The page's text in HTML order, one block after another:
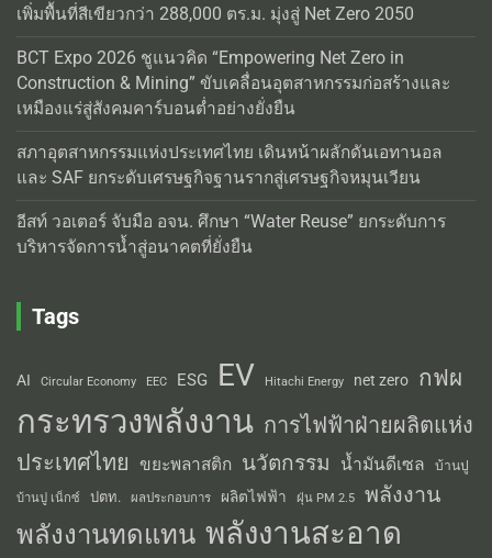
เพิ่มพื้นที่สีเขียวกว่า 288,000 ตร.ม. มุ่งสู่ Net Zero 2050
BCT Expo 2026 ชูแนวคิด “Empowering Net Zero in
Construction & Mining” ขับเคลื่อนอุตสาหกรรมก่อสร้างและ
เหมืองแร่สู่สังคมคาร์บอนต่ำอย่างยั่งยืน
สภาอุตสาหกรรมแห่งประเทศไทย เดินหน้าผลักดันเอทานอล
และ SAF ยกระดับเศรษฐกิจฐานรากสู่เศรษฐกิจหมุนเวียน
อีสท์ วอเตอร์ จับมือ อจน. ศึกษา “Water Reuse” ยกระดับการ
บริหารจัดการน้ำสู่อนาคตที่ยั่งยืน
Tags
AI Circular Economy EEC ESG EV Hitachi Energy net zero กฟผ
กระทรวงพลังงาน การไฟฟ้าฝ่ายผลิตแห่ง
ประเทศไทย
ขยะพลาสติก นวัตกรรม น้ำมันดีเซล บ้านปู
บ้านปู เน็กซ์ ปตท. ผลประกอบการ ผลิตไฟฟ้า ฝุ่น PM 2.5 พลังงาน
พลังงานทดแทน พลังงานสะอาด